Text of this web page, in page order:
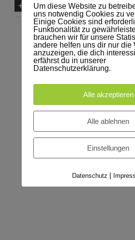
Zucht & Haltung
Anfrage HFP-
Zurück
Um diese Website zu
uns notwendig Cookies zu
Einige Cookies sind
Funktionalität zu
brauchen wir für unsere
andere helfen uns dir nur die
anzuzeigen, die dich
erfährst du in unserer
Datenschutzerklärung.
Alle akzeptieren
Alle ablehnen
Einstellungen
Datenschutz |